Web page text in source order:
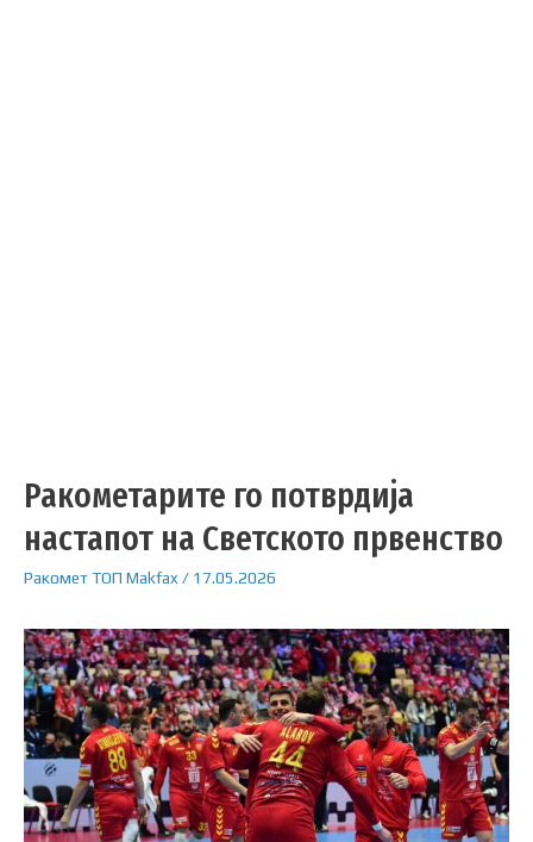
Ракометарите го потврдија
настапот на Светското првенство
РакометТОП Makfax / 17.05.2026